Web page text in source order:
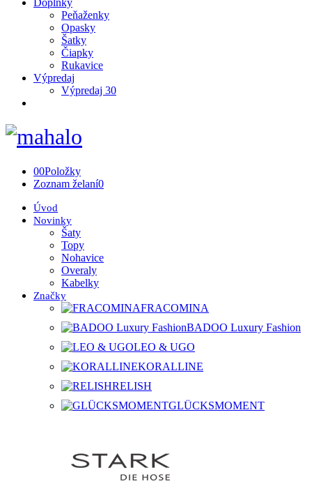
Doplnky
Peňaženky
Opasky
Šatky
Čiapky
Rukavice
Výpredaj
Výpredaj 30
00Položky
Zoznam želaní0
Úvod
Novinky
Šaty
Topy
Nohavice
Overaly
Kabelky
Značky
FRACOMINA
BADOO Luxury Fashion
LEO & UGO
KORALLINE
RELISH
GLÜCKSMOMENT